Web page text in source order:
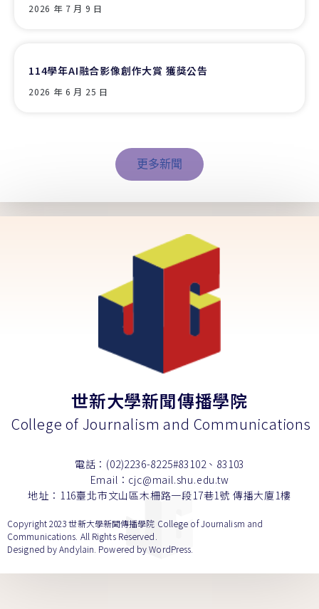
2026 年 7 月 9 日
114學年AI融合影像創作大賞 獲獎公告
2026 年 6 月 25 日
更多新聞
世新大學新聞傳播學院
College of Journalism and Communications
電話：(02)2236-8225#83102、83103
Email：cjc@mail.shu.edu.tw
地址：116臺北市文山區木柵路一段17巷1號 傳播大廈1樓
Copyright 2023 世新大學新聞傳播學院 College of Journalism and
Communications. All Rights Reserved.
Designed byAndylain . Powered by WordPress.